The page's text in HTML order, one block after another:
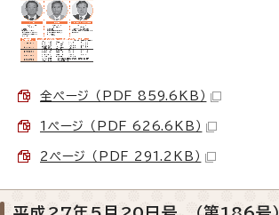
全ページ （PDF 859.6KB）
1ページ （PDF 626.6KB）
2ページ （PDF 291.2KB）